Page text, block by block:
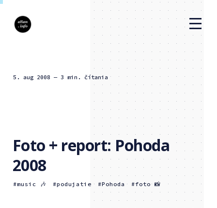
5. aug 2008 — 3 min. čítania
Foto + report: Pohoda
2008
music 🎶 podujatie Pohoda foto 📸